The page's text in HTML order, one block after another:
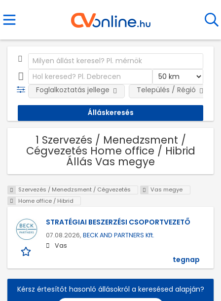
Foglalkoztatás jellege Település / Régió
1 Szervezés / Menedzsment /
Cégvezetés Home office / Hibrid
Állás Vas megye
Szervezés / Menedzsment / Cégvezetés
Vas megye
Home office / Hibrid
STRATÉGIAI BESZERZÉSI CSOPORTVEZETŐ
07.08.2026, BECK AND PARTNERS Kft.
Vas
tegnap
Kérsz értesítőt hasonló állásokról a keresésed alapján?